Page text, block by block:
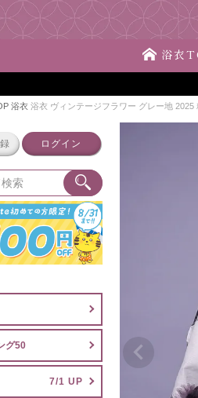
浴衣
浴衣 浴衣 ヴィンテージフラワー グレー地
ログイン
グ50